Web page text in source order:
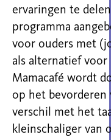
ervaringen te
programma
voor ouders met
als alternatief voor
Mamacafé wordt
op het bevorderen
verschil met het
kleinschaliger van